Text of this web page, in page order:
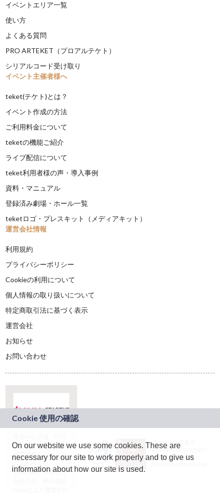
イベントエリア一覧
使い方
よくある質問
PRO ARTEKET（プロアルテケト）
シリアルコード受け取り
イベント主催者様へ
teket(テケト)とは？
イベント作成の方法
ご利用料金について
teketの機能ご紹介
ライブ配信について
teket利用者様の声・導入事例
資料・マニュアル
登録済み劇場・ホール一覧
teketロゴ・プレスキット（メディアキット）
運営会社情報
利用規約
プライバシーポリシー
Cookieの利用について
個人情報の取り扱いについて
特定商取引法に基づく表示
運営会社
お知らせ
お問い合わせ
ドコモグループの新
規事業創出プログラ
ム「docomo
STARTUP」を通じて
JASRAC許諾番号：
9024936001Y45037
JASRAC許諾番号：
On our website we use some cookies. These are
necessary for our site to work properly and to give us
information about how our site is used.